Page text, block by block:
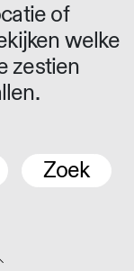
of
welke
zestien
Zoek